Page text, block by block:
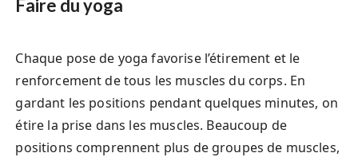
Faire du yoga
Chaque pose de yoga favorise l’étirement et le
renforcement de tous les muscles du corps. En
gardant les positions pendant quelques minutes, on
étire la prise dans les muscles. Beaucoup de
positions comprennent plus de groupes de muscles,